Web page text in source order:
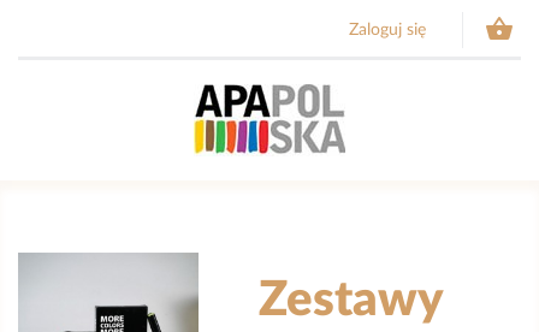
Zaloguj się 
Zestawy